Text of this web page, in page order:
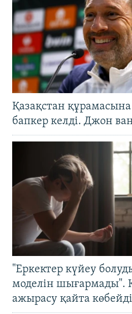
Қазақстан
бапкер келді. Джон
"Еркектер күйеу
моделін шығармады".
ажырасу қайта